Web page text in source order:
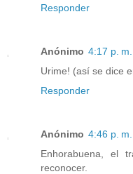
Responder
Anónimo 4:17 p. m.
Urime! (así se dice
Responder
Anónimo 4:46 p. m.
Enhorabuena, el
reconocer.